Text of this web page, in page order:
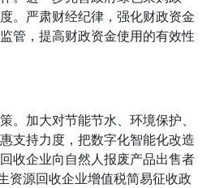
。严肃财经纪律，强化财政资金
管，提高财政资金使用的有效性
。加大对节能节水、环境保护、
支持力度，把数字化智能化改造
收企业向自然人报废产品出售者
资源回收企业增值税简易征收政